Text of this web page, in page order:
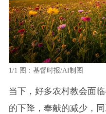
1/1 图：基督时报/AI制图
当下，好多农村教会面
的下降，奉献的减少，